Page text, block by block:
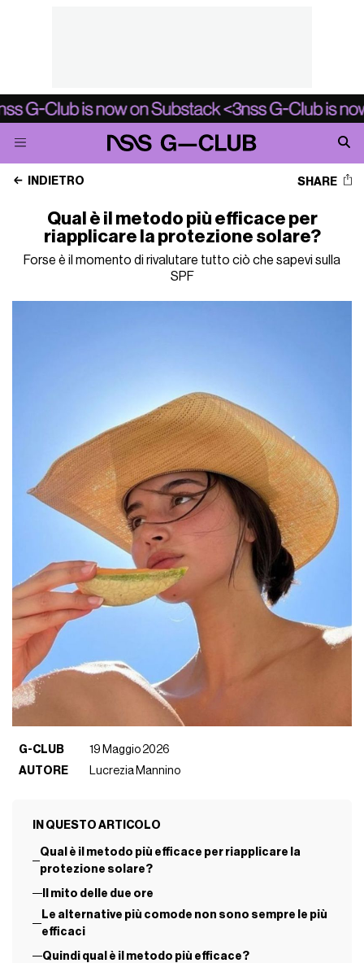
INDIETRO SHARE
Qual è il metodo più efficace per
riapplicare la protezione solare?
Forse è il momento di rivalutare tutto ciò che sapevi sulla
SPF
G-CLUB
19 Maggio 2026
AUTORE
Lucrezia Mannino
IN QUESTO ARTICOLO
Qual è il metodo più efficace per riapplicare la
protezione solare?
Il mito delle due ore
Le alternative più comode non sono sempre le più
efficaci
Quindi qual è il metodo più efficace?